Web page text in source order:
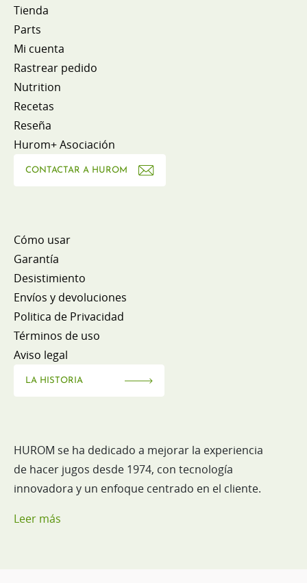
Tienda
Parts
Mi cuenta
Rastrear pedido
Nutrition
Recetas
Reseña
Hurom+ Asociación
CONTACTAR A HUROM
Cómo usar
Garantía
Desistimiento
Envíos y devoluciones
Politica de Privacidad
Términos de uso
Aviso legal
LA HISTORIA
HUROM se ha dedicado a mejorar la experiencia
de hacer jugos desde 1974, con tecnología
innovadora y un enfoque centrado en el cliente.
Leer más